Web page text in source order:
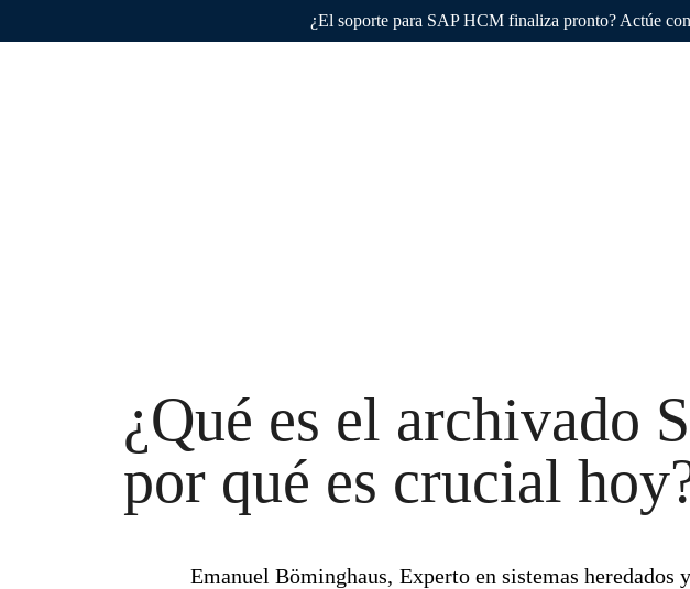
¿El soporte para SAP HCM finaliza pronto? Actúe
¿Qué es el archivado
por qué es crucial
Emanuel Böminghaus, Experto en sistemas